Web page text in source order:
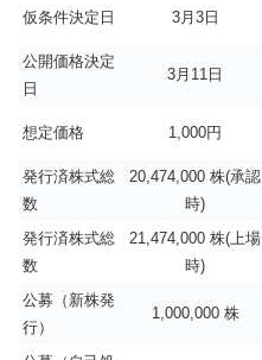
仮条件決定日 3月3日
公開価格決定
日
3月11日
想定価格 1,000円
発行済株式総
数
20,474,000 株(承認
時)
発行済株式総
数
21,474,000 株(上場
時)
公募（新株発
行）
1,000,000 株